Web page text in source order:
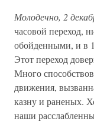
Молодечно, 2
часовой переход,
обойденными, и в
Этот переход
Много
движения,
казну и раненых.
наши